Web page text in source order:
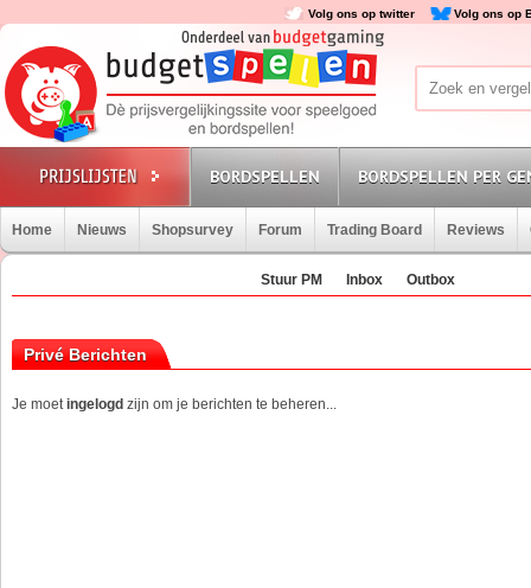
Volg ons op twitter Volg ons op
BORDSPELLEN BORDSPELLEN PER
Home Nieuws Shopsurvey Forum Trading Board Reviews
Stuur PM Inbox Outbox
Privé Berichten
Je moetingelogd zijn om je berichten te beheren...